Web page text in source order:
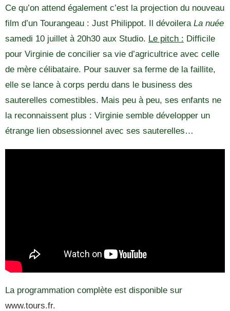
Ce qu’on attend également c’est la projection du nouveau
film d’un Tourangeau : Just Philippot. Il dévoilera La nuée
samedi 10 juillet à 20h30 aux Studio. Le pitch : Difficile
pour Virginie de concilier sa vie d’agricultrice avec celle
de mère célibataire. Pour sauver sa ferme de la faillite,
elle se lance à corps perdu dans le business des
sauterelles comestibles. Mais peu à peu, ses enfants ne
la reconnaissent plus : Virginie semble développer un
étrange lien obsessionnel avec ses sauterelles…
La programmation complète est disponible sur
www.tours.fr.